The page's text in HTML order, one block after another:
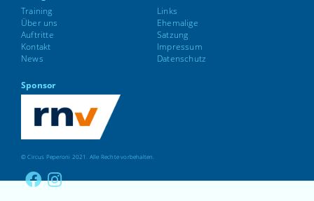
Training
Über uns
Auftritte
Kontakt
News
Links
Ehemalige
Satzung
Impressum
Datenschutz
Sponsor
© Circus Peperoni 2021. Alle Rechte vorbehalten.